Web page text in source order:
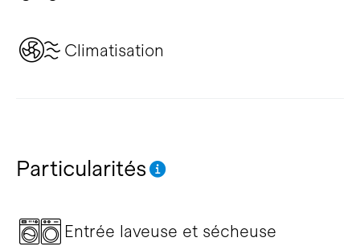
Climatisation
Particularités
Entrée laveuse et sécheuse